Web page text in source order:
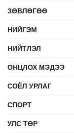
ЗӨВЛӨГӨӨ
НИЙГЭМ
НИЙТЛЭЛ
ОНЦЛОХ МЭДЭЭ
СОЁЛ УРЛАГ
СПОРТ
УЛС ТӨР